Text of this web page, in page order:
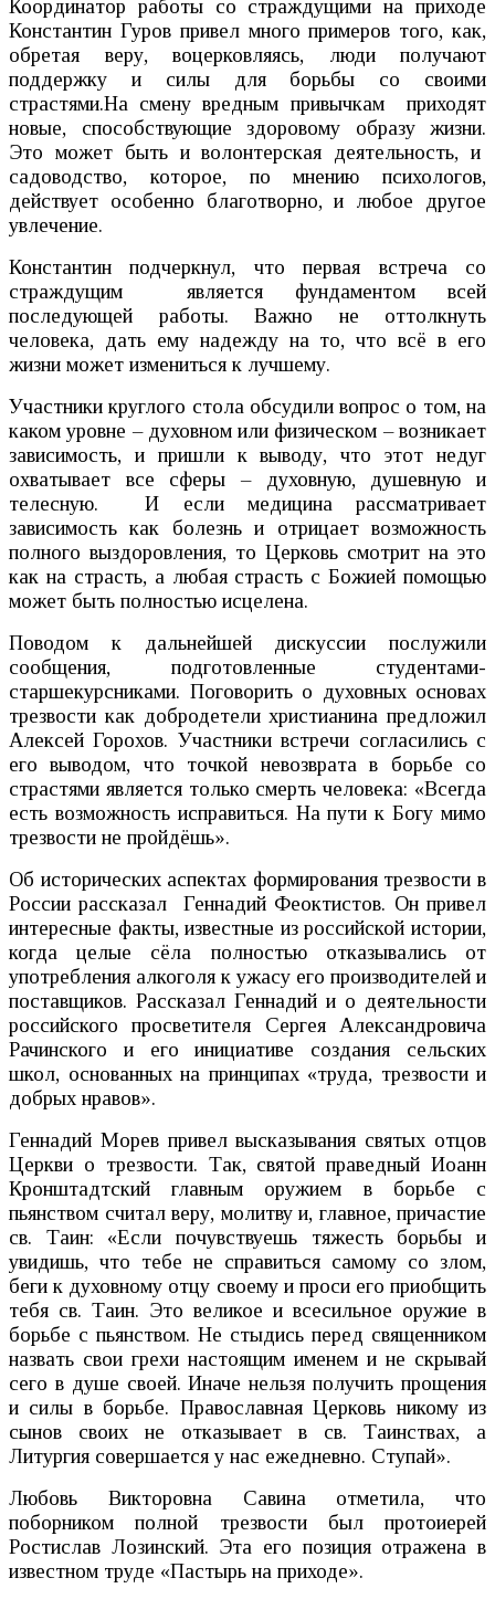
Координатор работы со страждущими на приходе
Константин Гуров привел много примеров того, как,
обретая веру, воцерковляясь, люди получают
поддержку и силы для борьбы со своими
страстями.На смену вредным привычкам приходят
новые, способствующие здоровому образу жизни.
Это может быть и волонтерская деятельность, и
садоводство, которое, по мнению психологов,
действует особенно благотворно, и любое другое
увлечение.
Константин подчеркнул, что первая встреча со
страждущим является фундаментом всей
последующей работы. Важно не оттолкнуть
человека, дать ему надежду на то, что всё в его
жизни может измениться к лучшему.
Участники круглого стола обсудили вопрос о том, на
каком уровне – духовном или физическом – возникает
зависимость, и пришли к выводу, что этот недуг
охватывает все сферы – духовную, душевную и
телесную. И если медицина рассматривает
зависимость как болезнь и отрицает возможность
полного выздоровления, то Церковь смотрит на это
как на страсть, а любая страсть с Божией помощью
может быть полностью исцелена.
Поводом к дальнейшей дискуссии послужили
сообщения, подготовленные студентами-
старшекурсниками. Поговорить о духовных основах
трезвости как добродетели христианина предложил
Алексей Горохов. Участники встречи согласились с
его выводом, что точкой невозврата в борьбе со
страстями является только смерть человека: «Всегда
есть возможность исправиться. На пути к Богу мимо
трезвости не пройдёшь».
Об исторических аспектах формирования трезвости в
России рассказал Геннадий Феоктистов. Он привел
интересные факты, известные из российской истории,
когда целые сёла полностью отказывались от
употребления алкоголя к ужасу его производителей и
поставщиков. Рассказал Геннадий и о деятельности
российского просветителя Сергея Александровича
Рачинского и его инициативе создания сельских
школ, основанных на принципах «труда, трезвости и
добрых нравов».
Геннадий Морев привел высказывания святых отцов
Церкви о трезвости. Так, святой праведный Иоанн
Кронштадтский главным оружием в борьбе с
пьянством считал веру, молитву и, главное, причастие
св. Таин: «Если почувствуешь тяжесть борьбы и
увидишь, что тебе не справиться самому со злом,
беги к духовному отцу своему и проси его приобщить
тебя св. Таин. Это великое и всесильное оружие в
борьбе с пьянством. Не стыдись перед священником
назвать свои грехи настоящим именем и не скрывай
сего в душе своей. Иначе нельзя получить прощения
и силы в борьбе. Православная Церковь никому из
сынов своих не отказывает в св. Таинствах, а
Литургия совершается у нас ежедневно. Ступай».
Любовь Викторовна Савина отметила, что
поборником полной трезвости был протоиерей
Ростислав Лозинский. Эта его позиция отражена в
известном труде «Пастырь на приходе».